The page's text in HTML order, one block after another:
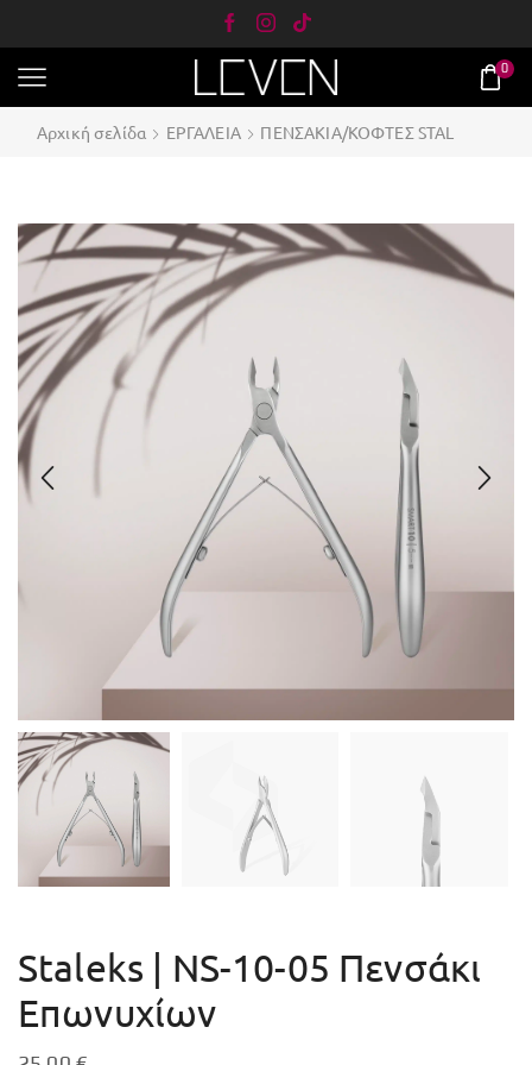
0
Αρχική σελίδα ΕΡΓΑΛΕΙΑ ΠΕΝΣΑΚΙΑ/ΚΟΦΤΕΣ STAL
Staleks | ΝS-10-05 Πενσάκι
Επωνυχίων